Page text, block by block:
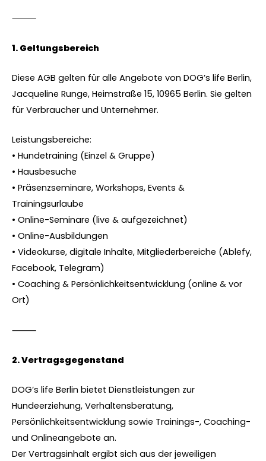
⸻
1.⁠ ⁠Geltungsbereich
Diese AGB gelten für alle Angebote von DOG’s life Berlin,
Jacqueline Runge, Heimstraße 15, 10965 Berlin. Sie gelten
für Verbraucher und Unternehmer.
Leistungsbereiche:
• Hundetraining (Einzel & Gruppe)
• Hausbesuche
• Präsenzseminare, Workshops, Events &
Trainingsurlaube
• Online-Seminare (live & aufgezeichnet)
• Online-Ausbildungen
• Videokurse, digitale Inhalte, Mitgliederbereiche (Ablefy,
Facebook, Telegram)
• Coaching & Persönlichkeitsentwicklung (online & vor
Ort)
⸻
2.⁠ ⁠Vertragsgegenstand
DOG’s life Berlin bietet Dienstleistungen zur
Hundeerziehung, Verhaltensberatung,
Persönlichkeitsentwicklung sowie Trainings-, Coaching-
und Onlineangebote an.
Der Vertragsinhalt ergibt sich aus der jeweiligen